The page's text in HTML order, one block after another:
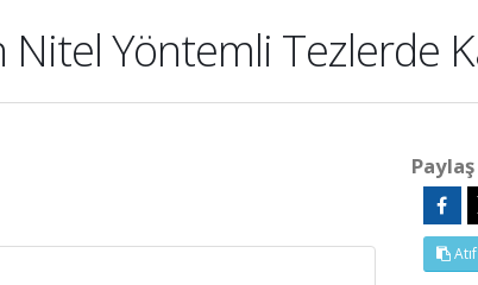
Yöntemli Tezlerde
Paylaş